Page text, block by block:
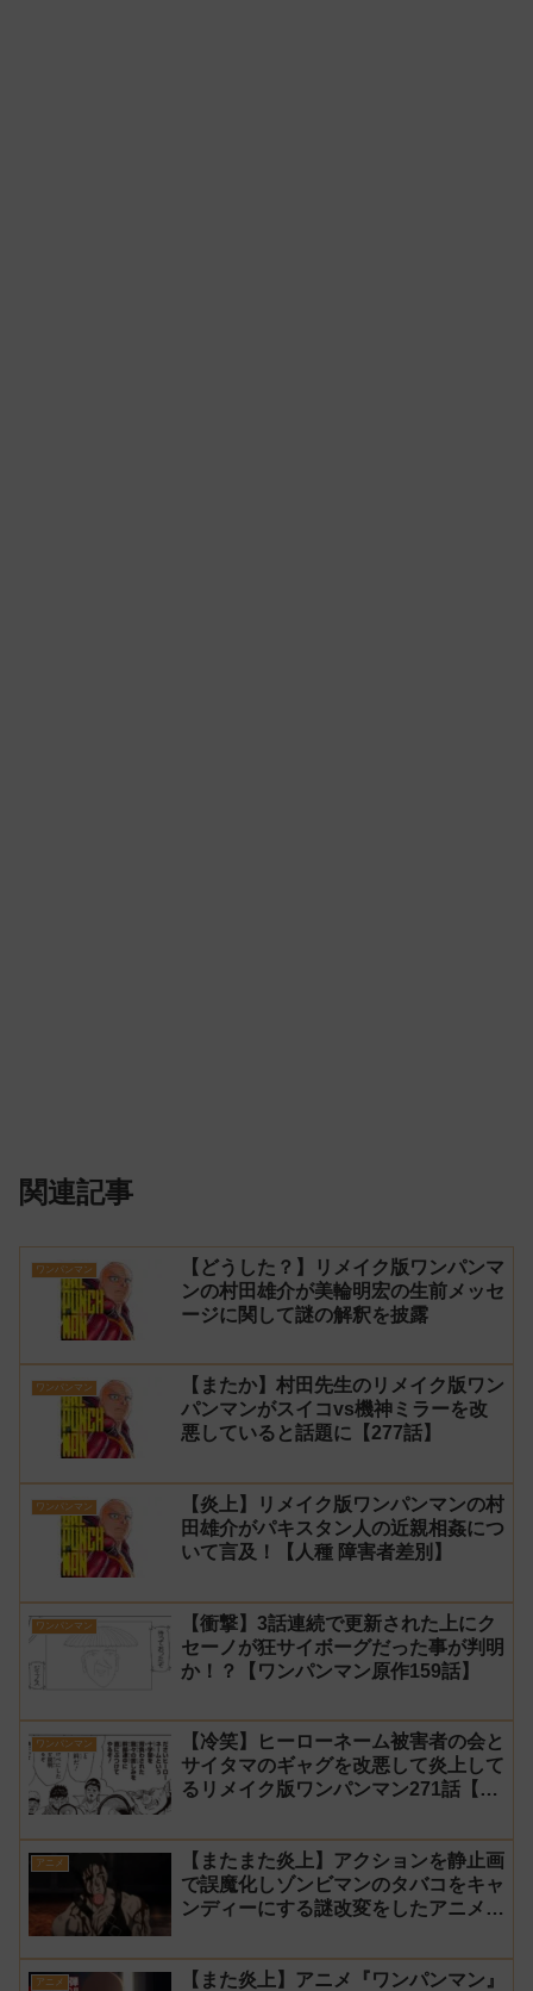
関連記事
ワンパンマン
【どうした？】リメイク版ワンパンマ
ンの村田雄介が美輪明宏の生前メッセ
ージに関して謎の解釈を披露
ワンパンマン
【またか】村田先生のリメイク版ワン
パンマンがスイコvs機神ミラーを改
悪していると話題に【277話】
ワンパンマン
【炎上】リメイク版ワンパンマンの村
田雄介がパキスタン人の近親相姦につ
いて言及！【人種 障害者差別】
ワンパンマン
【衝撃】3話連続で更新された上にク
セーノが狂サイボーグだった事が判明
か！？【ワンパンマン原作159話】
ワンパンマン
【冷笑】ヒーローネーム被害者の会と
サイタマのギャグを改悪して炎上して
るリメイク版ワンパンマン271話【村
アニメ
【またまた炎上】アクションを静止画
で誤魔化しゾンビマンのタバコをキャ
ンディーにする謎改変をしたアニメ
アニメ
【また炎上】アニメ『ワンパンマン』